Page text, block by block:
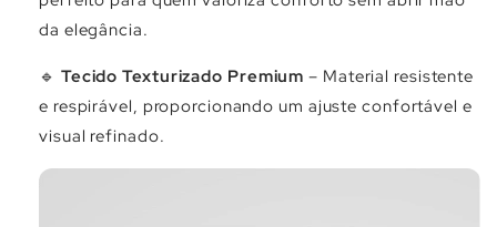
da elegância.
🔹 Tecido Texturizado Premium – Material resistente
e respirável, proporcionando um ajuste confortável e
visual refinado.